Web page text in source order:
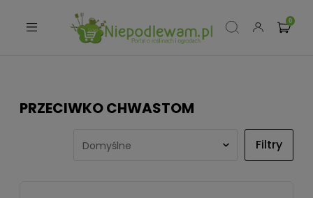
PRZECIWKO CHWASTOM
Filtry